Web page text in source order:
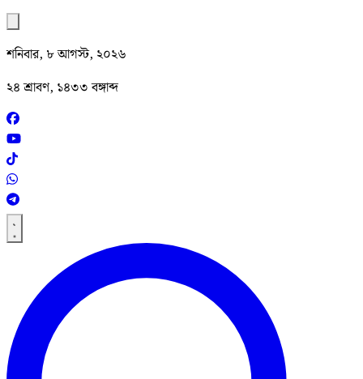
শনিবার, ৮ আগস্ট, ২০২৬
২৪ শ্রাবণ, ১৪৩৩ বঙ্গাব্দ